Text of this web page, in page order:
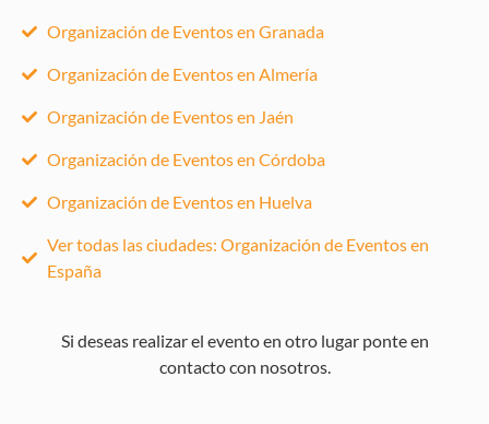
Organización de Eventos en Granada
Organización de Eventos en Almería
Organización de Eventos en Jaén
Organización de Eventos en Córdoba
Organización de Eventos en Huelva
Ver todas las ciudades: Organización de Eventos en
España
Si deseas realizar el evento en otro lugar ponte en
contacto con nosotros.